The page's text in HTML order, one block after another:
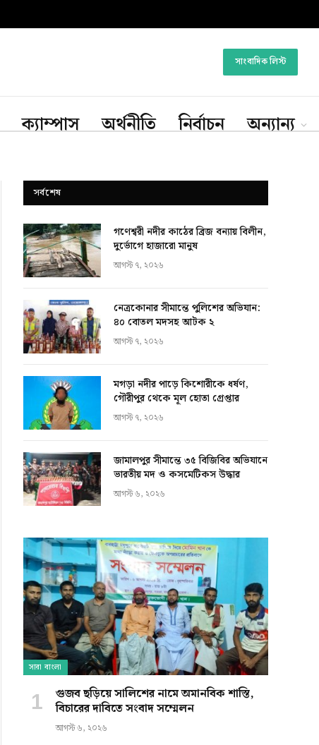
সাংবাদিক লিস্ট
ক্যাম্পাস অর্থনীতি নির্বাচন অন্যান্য
সর্বশেষ
গণেশ্বরী নদীর কাঠের ব্রিজ বন্যায় বিলীন,
দুর্ভোগে হাজারো মানুষ
আগস্ট ৭, ২০২৬
নেত্রকোনার সীমান্তে পুলিশের অভিযান:
৪০ বোতল মদসহ আটক ২
আগস্ট ৭, ২০২৬
মগড়া নদীর পাড়ে কিশোরীকে ধর্ষণ,
গৌরীপুর থেকে মূল হোতা গ্রেপ্তার
আগস্ট ৭, ২০২৬
জামালপুর সীমান্তে ৩৫ বিজিবির অভিযানে
ভারতীয় মদ ও কসমেটিকস উদ্ধার
আগস্ট ৬, ২০২৬
সারা বাংলা
গুজব ছড়িয়ে সালিশের নামে অমানবিক শাস্তি,
বিচারের দাবিতে সংবাদ সম্মেলন
আগস্ট ৬, ২০২৬